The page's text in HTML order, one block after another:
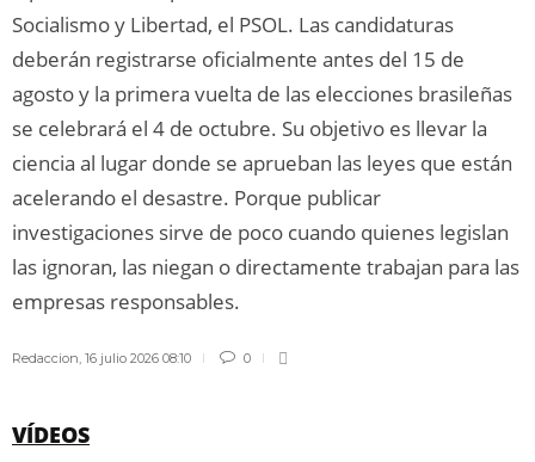
Socialismo y Libertad, el PSOL. Las candidaturas
deberán registrarse oficialmente antes del 15 de
agosto y la primera vuelta de las elecciones brasileñas
se celebrará el 4 de octubre. Su objetivo es llevar la
ciencia al lugar donde se aprueban las leyes que están
acelerando el desastre. Porque publicar
investigaciones sirve de poco cuando quienes legislan
las ignoran, las niegan o directamente trabajan para las
empresas responsables.
Redaccion, 16 julio 2026 08:10 0
VÍDEOS